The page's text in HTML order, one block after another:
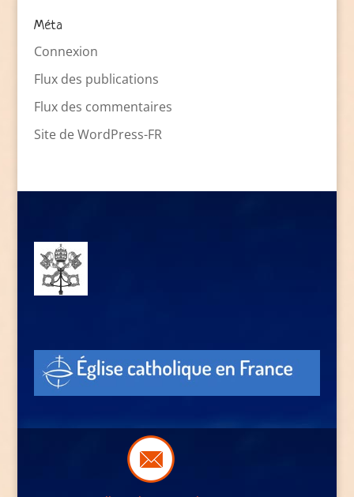
Méta
Connexion
Flux des publications
Flux des commentaires
Site de WordPress-FR